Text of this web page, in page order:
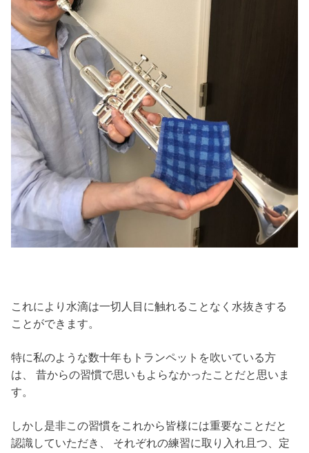
これにより水滴は一切人目に触れることなく水抜きする
ことができます。
特に私のような数十年もトランペットを吹いている方
は、 昔からの習慣で思いもよらなかったことだと思いま
す。
しかし是非この習慣をこれから皆様には重要なことだと
認識していただき、 それぞれの練習に取り入れ且つ、定